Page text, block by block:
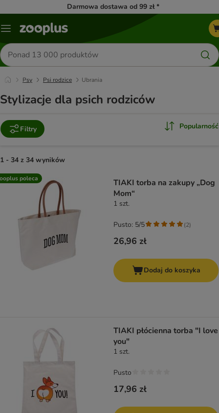
Darmowa dostawa od 99 zł *
Menu
Szukaj
produktów
Psy Psi rodzice Ubrania
Stylizacje dla psich rodziców
Filtry Popularność
1 - 34 z 34 wyników
product items have been changed
poleca
TIAKI torba na zakupy „Dog
Mom“
1 szt.
26,96 zł
Pusto: 5/5 (2)
Dodaj do koszyka
TIAKI płócienna torba "I love
you"
1 szt.
17,96 zł
Pusto